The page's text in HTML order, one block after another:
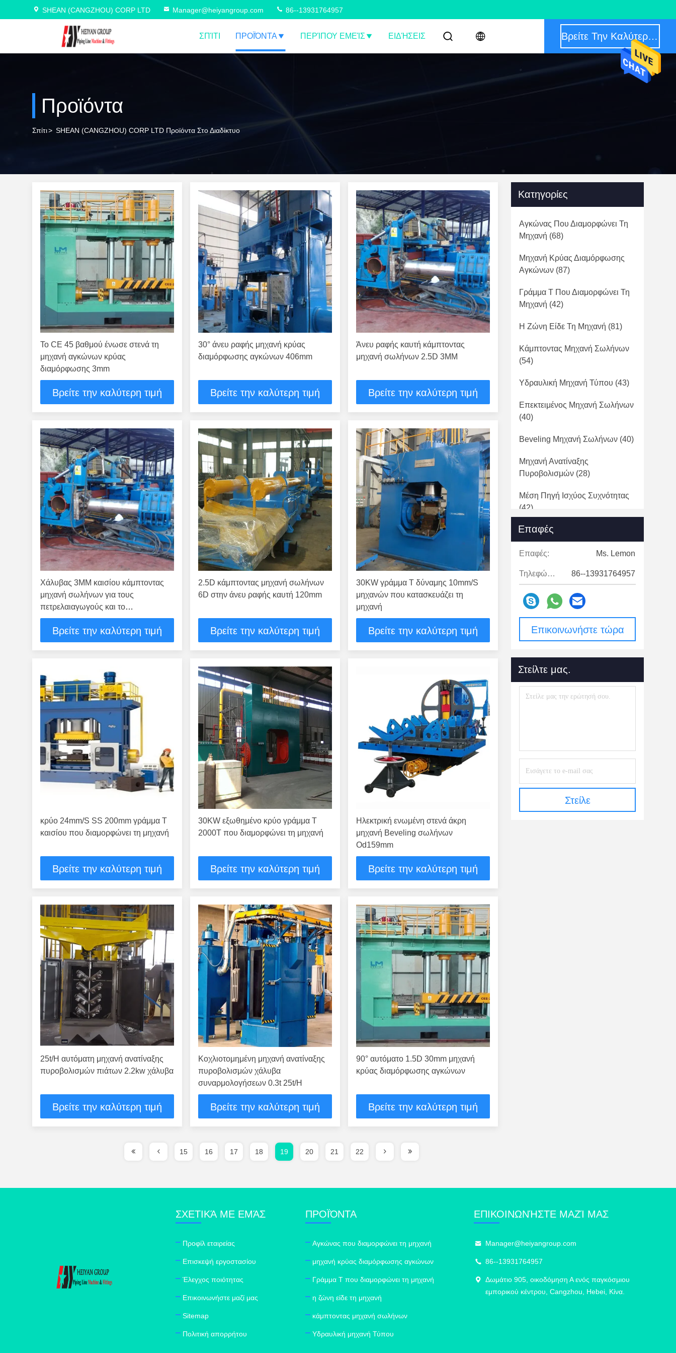
SHEAN (CANGZHOU) CORP LTD Manager@heiyangroup.com 86--13931764957
ΣΠΊΤΙ ΠΡΟΪΌΝΤΑ ΠΕΡΊΠΟΥ ΕΜΕΊΣ ΕΙΔΉΣΕΙΣ Βρείτε Την Καλύτερη Τιμή
Προϊόντα
Σπίτι> SHEAN (CANGZHOU) CORP LTD Προϊόντα Στο Διαδίκτυο
Το CE 45 βαθμού ένωσε στενά τη
μηχανή αγκώνων κρύας
διαμόρφωσης 3mm
Βρείτε την καλύτερη τιμή
30° άνευ ραφής μηχανή κρύας
διαμόρφωσης αγκώνων 406mm
Βρείτε την καλύτερη τιμή
Άνευ ραφής καυτή κάμπτοντας
μηχανή σωλήνων 2.5D 3MM
Βρείτε την καλύτερη τιμή
Χάλυβας 3MM καισίου κάμπτοντας
μηχανή σωλήνων για τους
πετρελαιαγωγούς και το
σχεδιάγραμμα
Βρείτε την καλύτερη τιμή
2.5D κάμπτοντας μηχανή σωλήνων
6D στην άνευ ραφής καυτή 120mm
Βρείτε την καλύτερη τιμή
30KW γράμμα Τ δύναμης 10mm/S
μηχανών που κατασκευάζει τη
μηχανή
Βρείτε την καλύτερη τιμή
κρύο 24mm/S SS 200mm γράμμα Τ
καισίου που διαμορφώνει τη μηχανή
Βρείτε την καλύτερη τιμή
30KW εξωθημένο κρύο γράμμα Τ
2000T που διαμορφώνει τη μηχανή
Βρείτε την καλύτερη τιμή
Ηλεκτρική ενωμένη στενά άκρη
μηχανή Beveling σωλήνων
Od159mm
Βρείτε την καλύτερη τιμή
25t/H αυτόματη μηχανή ανατίναξης
πυροβολισμών πιάτων 2.2kw χάλυβα
Βρείτε την καλύτερη τιμή
Κοχλιοτομημένη μηχανή ανατίναξης
πυροβολισμών χάλυβα
συναρμολογήσεων 0.3t 25t/H
Βρείτε την καλύτερη τιμή
90° αυτόματο 1.5D 30mm μηχανή
κρύας διαμόρφωσης αγκώνων
Βρείτε την καλύτερη τιμή
Κατηγορίες
Αγκώνας Που Διαμορφώνει Τη
Μηχανή (68)
Μηχανή Κρύας Διαμόρφωσης
Αγκώνων (87)
Γράμμα Τ Που Διαμορφώνει Τη
Μηχανή (42)
Η Ζώνη Είδε Τη Μηχανή (81)
Κάμπτοντας Μηχανή Σωλήνων
(54)
Υδραυλική Μηχανή Τύπου (43)
Επεκτειμένος Μηχανή Σωλήνων
(40)
Beveling Μηχανή Σωλήνων (40)
Μηχανή Ανατίναξης
Πυροβολισμών (28)
Μέση Πηγή Ισχύος Συχνότητας
(42)
Φόρμα Τοποθετήσεων
Σωληνώσεων(35)
Χάλυβα(76)
Επαφές
Επαφές: Ms. Lemon
Τηλεφώνημα: 86--13931764957
Επικοινωνήστε τώρα
Στείλτε μας.
Στείλε
15 16 17 18 19 20 21 22
ΣΧΕΤΙΚΆ ΜΕ ΕΜΆΣ
Προφίλ εταιρείας
Επισκεψή εργοστασίου
Έλεγχος ποιότητας
Επικοινωνήστε μαζί μας
Sitemap
Πολιτική απορρήτου
ΠΡΟΪΌΝΤΑ
Αγκώνας που διαμορφώνει τη μηχανή
μηχανή κρύας διαμόρφωσης αγκώνων
Γράμμα Τ που διαμορφώνει τη μηχανή
η ζώνη είδε τη μηχανή
κάμπτοντας μηχανή σωλήνων
Υδραυλική μηχανή Τύπου
ΕΠΙΚΟΙΝΩΝΉΣΤΕ ΜΑΖΊ ΜΑΣ
Manager@heiyangroup.com
86--13931764957
Δωμάτιο 905, οικοδόμηση Α ενός παγκόσμιου
εμπορικού κέντρου, Cangzhou, Hebei, Κίνα.